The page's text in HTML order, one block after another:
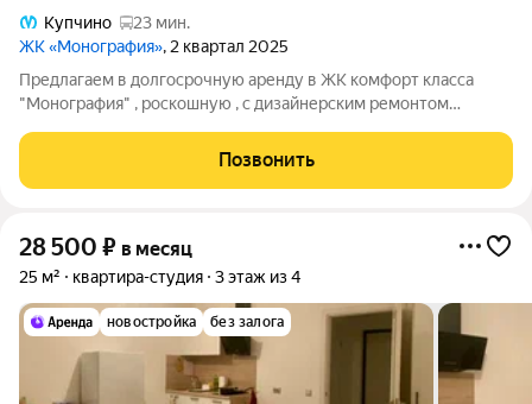
Купчино
23 мин.
ЖК «Монография», 2 квартал 2025
Предлагаем в долгосрочную аренду в ЖК комфорт класса
"Монография" , роскошную , с дизайнерским ремонтом
лоджией. очень светлую, уютную, теплую . Квартира
оборудована всей необходимой, новой бытовой
Позвонить
28 500 ₽ в месяц
25 м² квартира-студия 3 этаж из 4
новостройка без залога